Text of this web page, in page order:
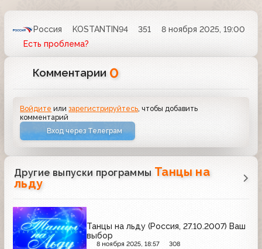
Россия KOSTANTIN94 351
8 ноября 2025, 19:00
Есть проблема?
Комментарии 0
Войдите илизарегистрируйтесь , чтобы добавить
комментарий
Вход через Телеграм
Другие выпуски программы Танцы на
льду
Танцы на льду (Россия, 27.10.2007) Ваш
выбор
8 ноября 2025, 18:57 308